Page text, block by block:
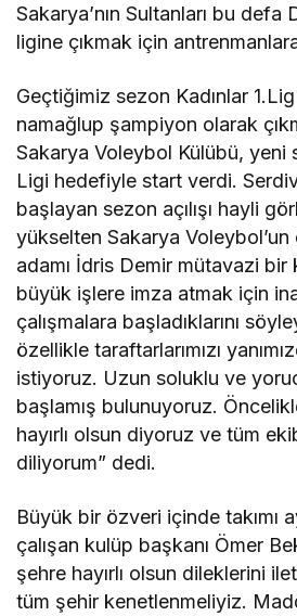
Sakarya’nın Sultanları bu defa
ligine çıkmak için
Geçtiğimiz sezon Kadınlar
namağlup şampiyon olarak
Sakarya Voleybol Külübü, yeni
Ligi hedefiyle start verdi.
başlayan sezon açılışı hayli
yükselten Sakarya
adamı İdris Demir mütavazi
büyük işlere imza atmak için
çalışmalara başladıklarını
özellikle taraftarlarımızı
istiyoruz. Uzun soluklu ve
başlamış bulunuyoruz.
hayırlı olsun diyoruz ve tüm
diliyorum” dedi.
Büyük bir özveri içinde takımı
çalışan kulüp başkanı Ömer
şehre hayırlı olsun dileklerini
tüm şehir kenetlenmeliyiz.